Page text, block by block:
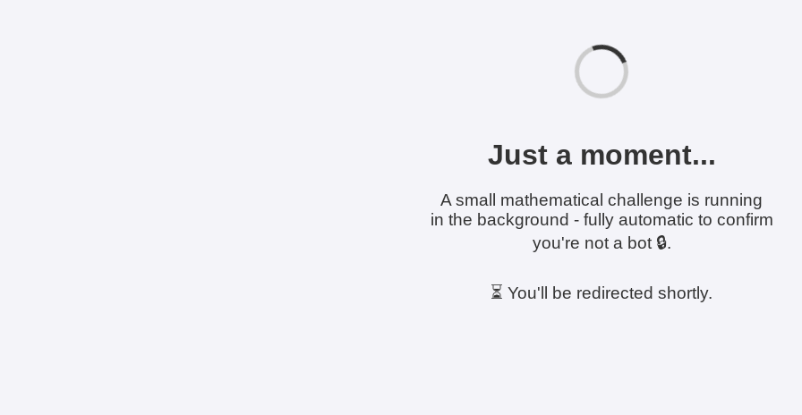
Just a moment...
A small mathematical challenge is running
in the background - fully automatic to confirm
you're not a bot 🔒.
⏳ You'll be redirected shortly.